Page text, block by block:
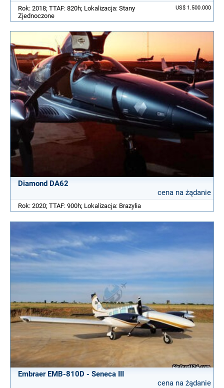
US$ 1.500.000
Rok: 2018; TTAF: 820h; Lokalizacja: Stany
Zjednoczone
Diamond DA62
cena na żądanie
Rok: 2020; TTAF: 900h; Lokalizacja: Brazylia
Embraer EMB-810D - Seneca III
cena na żądanie